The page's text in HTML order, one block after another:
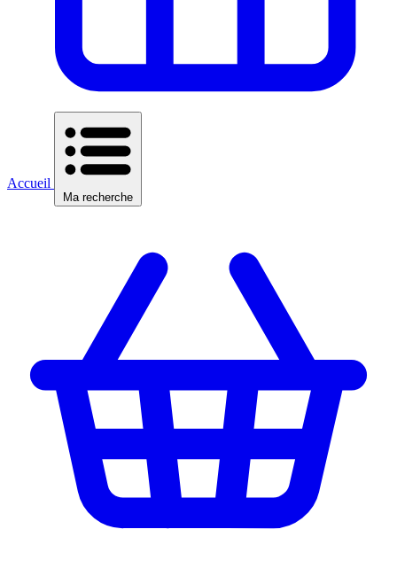
Accueil
Ma recherche